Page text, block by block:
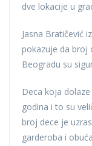
dve lokacije u
Jasna Bratičević
pokazuje da broj
Beogradu su
Deca koja
godina i to su
broj dece je
garderoba i